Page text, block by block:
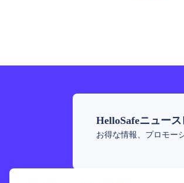
HelloSafeニュー
お得な情報、プロモー